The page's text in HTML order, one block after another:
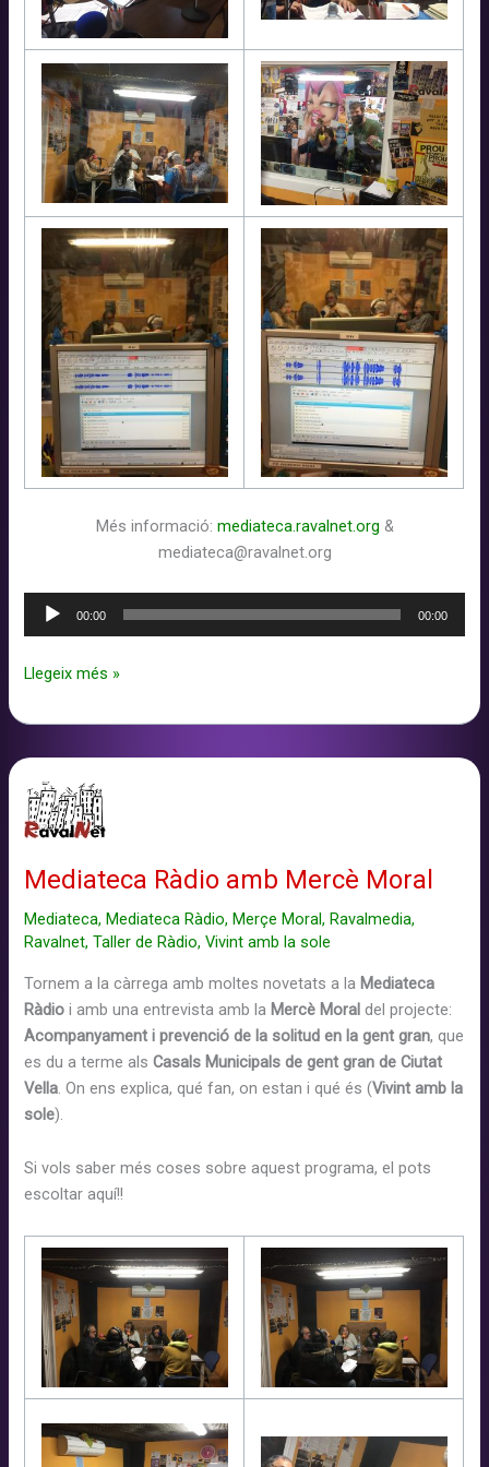
Més informació: mediateca.ravalnet.org &
mediateca@ravalnet.org
Reproductor
00:00 00:00
Mediateca
–
1
amb
(Territoris
Oblidats
&
que
Curen)
Llegeix més »
Mediateca Ràdio amb Mercè Moral
Mediateca, Mediateca Ràdio, Merçe Moral, Ravalmedia,
Ravalnet,Taller de Ràdio,Vivint amb la sole
Tornem a la càrrega amb moltes novetats a la Mediateca
Ràdio i amb una entrevista amb la Mercè Moral del projecte:
Acompanyament i prevenció de la solitud en la gent gran, que
es du a terme alsCasals Municipals de gent gran de Ciutat
Vella. On ens explica, qué fan, on estan i qué és (Vivint amb la
sole).
Si vols saber més coses sobre aquest programa, el pots
escoltar aquí!!